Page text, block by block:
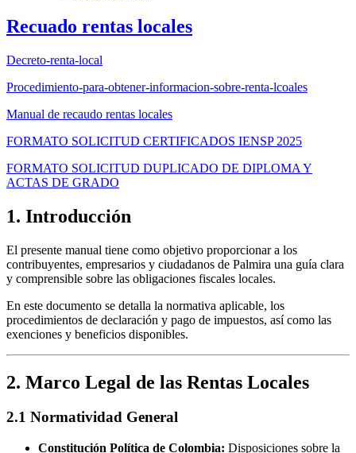
Recuado rentas locales
Decreto-renta-local
Procedimiento-para-obtener-informacion-sobre-renta-lcoales
Manual de recaudo rentas locales
FORMATO SOLICITUD CERTIFICADOS IENSP 2025
FORMATO SOLICITUD DUPLICADO DE DIPLOMA Y
ACTAS DE GRADO
1. Introducción
El presente manual tiene como objetivo proporcionar a los
contribuyentes, empresarios y ciudadanos de Palmira una guía clara
y comprensible sobre las obligaciones fiscales locales.
En este documento se detalla la normativa aplicable, los
procedimientos de declaración y pago de impuestos, así como las
exenciones y beneficios disponibles.
2. Marco Legal de las Rentas Locales
2.1 Normatividad General
Constitución Política de Colombia: Disposiciones sobre la